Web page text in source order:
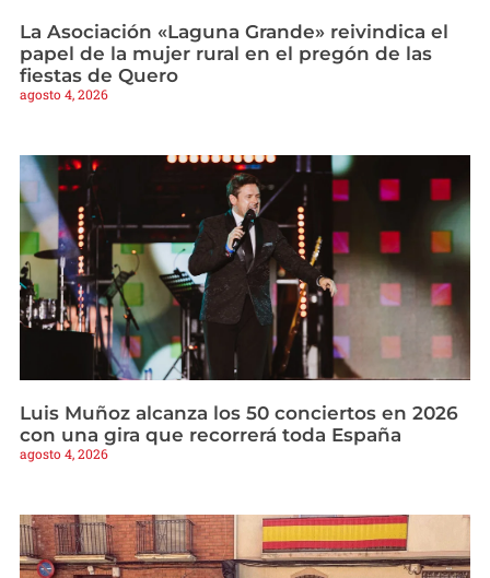
La Asociación «Laguna Grande» reivindica el
papel de la mujer rural en el pregón de las
fiestas de Quero
agosto 4, 2026
Luis Muñoz alcanza los 50 conciertos en 2026
con una gira que recorrerá toda España
agosto 4, 2026